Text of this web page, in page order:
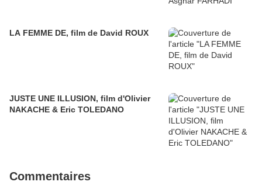
LA FEMME DE, film de David ROUX
JUSTE UNE ILLUSION, film d'Olivier
NAKACHE & Eric TOLEDANO
Commentaires